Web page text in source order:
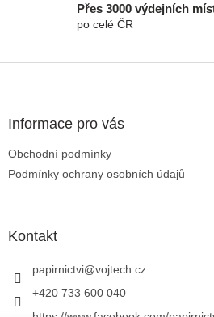
Přes 3000 výdejních
po celé ČR
Informace pro vás
Obchodní podmínky
Podmínky ochrany osobních údajů
Kontakt
papirnictvi@vojtech.cz
+420 733 600 040